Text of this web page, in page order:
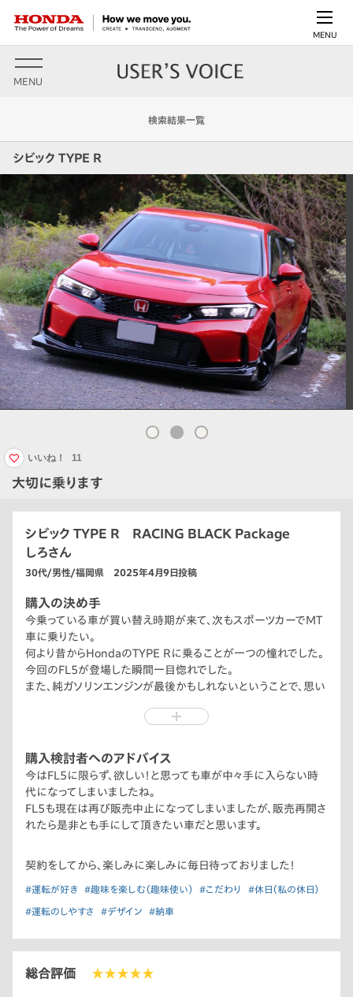
MENU
MENU
検索結果一覧
シビック TYPE R
大切に乗ります
いいね！ 11
シビック TYPE R RACING BLACK Package
しろさん
30代/男性/福岡県 2025年4月9日投稿
購入の決め手
今乗っている車が買い替え時期が来て、次もスポーツカーでMT
車に乗りたい。
何より昔からHondaのTYPE Rに乗ることが一つの憧れでした。
今回のFL5が登場した瞬間一目惚れでした。
また、純ガソリンエンジンが最後かもしれないということで、思い
長年待った分、大事に、大事に乗っていきます。
購入検討者へのアドバイス
今はFL5に限らず、欲しい！と思っても車が中々手に入らない時
代になってしまいましたね。
FL5も現在は再び販売中止になってしまいましたが、販売再開さ
れたら是非とも手にして頂きたい車だと思います。
契約をしてから、楽しみに楽しみに毎日待っておりました！
#運転が好き #趣味を楽しむ（趣味使い） #こだわり #休日（私の休日）
#運転のしやすさ #デザイン #納車
総合評価 ★★★★★